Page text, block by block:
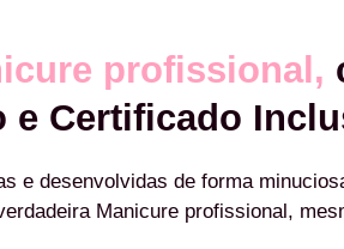
profissional,
e Certificado
e desenvolvidas de forma
Manicure profissional,